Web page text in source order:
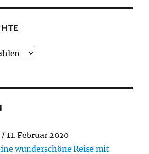
/11. Februar 2020
wunderschöne Reise mit